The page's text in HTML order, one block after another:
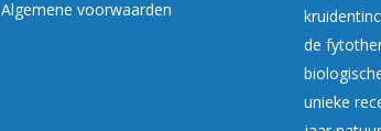
Algemene voorwaarden
de
unieke